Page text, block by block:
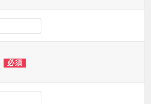
必須